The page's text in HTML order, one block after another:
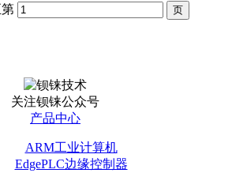
关注钡铼公众号
产品中心
ARM工业计算机
EdgePLC边缘控制器